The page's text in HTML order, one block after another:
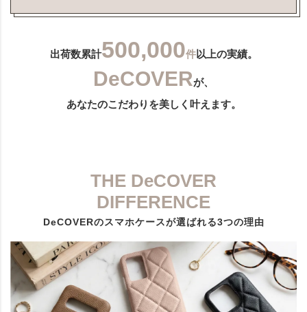
出荷数累計500,000件以上の実績。
DeCOVERが、
あなたのこだわりを美しく叶えます。
THE DeCOVER
DIFFERENCE
DeCOVERのスマホケースが選ばれる3つの理由